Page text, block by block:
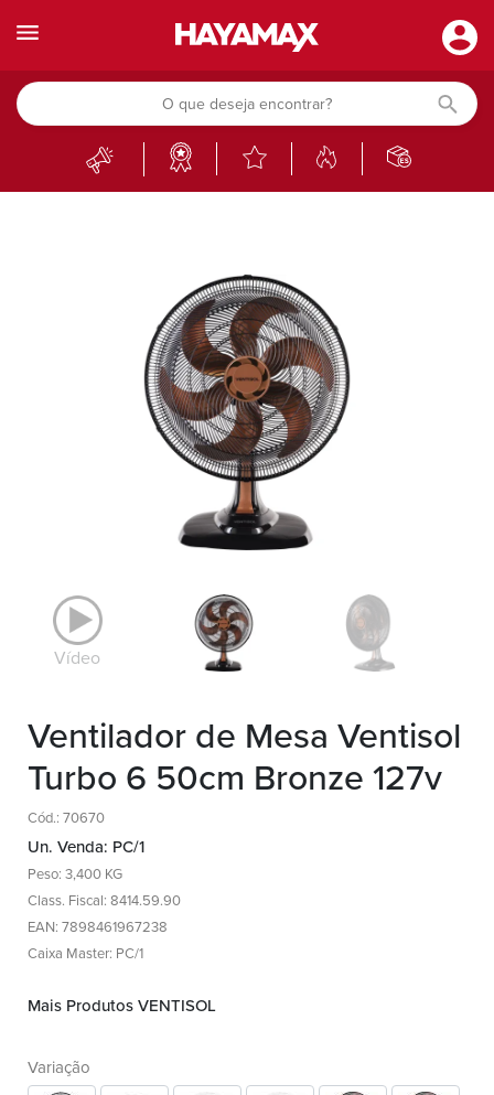
Vídeo
Ventilador de Mesa Ventisol
Turbo 6 50cm Bronze 127v
Cód.: 70670
Un. Venda: PC/1
Peso: 3,400 KG
Class. Fiscal: 8414.59.90
EAN: 7898461967238
Caixa Master: PC/1
Mais Produtos VENTISOL
Variação